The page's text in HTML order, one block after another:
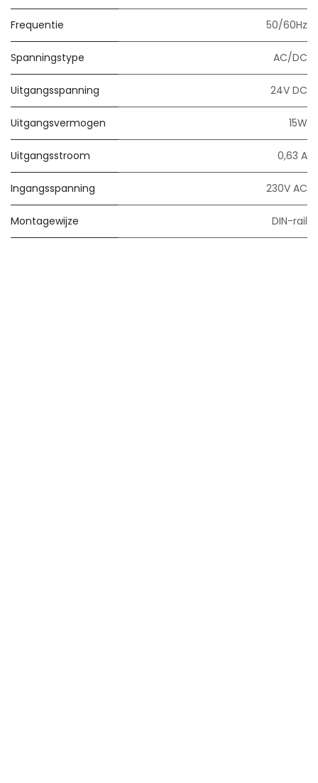
Frequentie 50/60Hz
Spanningstype AC/DC
Uitgangsspanning 24V DC
Uitgangsvermogen 15W
Uitgangsstroom 0,63 A
Ingangsspanning 230V AC
Montagewijze DIN-rail